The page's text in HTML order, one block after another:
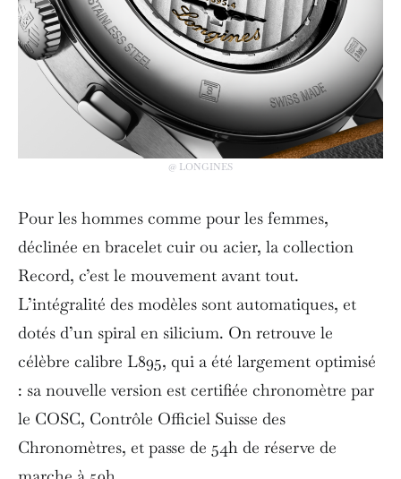
@ LONGINES
Pour les hommes comme pour les femmes,
déclinée en bracelet cuir ou acier, la collection
Record, c’est le mouvement avant tout.
L’intégralité des modèles sont automatiques, et
dotés d’un spiral en silicium. On retrouve le
célèbre calibre L895, qui a été largement optimisé
: sa nouvelle version est certifiée chronomètre par
le COSC, Contrôle Officiel Suisse des
Chronomètres, et passe de 54h de réserve de